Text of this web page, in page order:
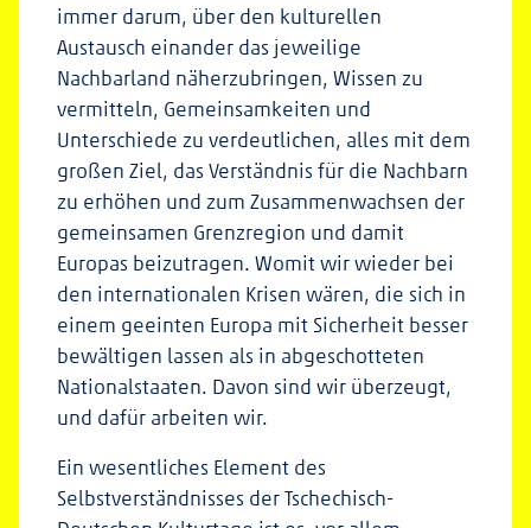
immer darum, über den kulturellen
Austausch einander das jeweilige
Nachbarland näherzubringen, Wissen zu
vermitteln, Gemeinsamkeiten und
Unterschiede zu verdeutlichen, alles mit dem
großen Ziel, das Verständnis für die Nachbarn
zu erhöhen und zum Zusammenwachsen der
gemeinsamen Grenzregion und damit
Europas beizutragen. Womit wir wieder bei
den internationalen Krisen wären, die sich in
einem geeinten Europa mit Sicherheit besser
bewältigen lassen als in abgeschotteten
Nationalstaaten. Davon sind wir überzeugt,
und dafür arbeiten wir.
Ein wesentliches Element des
Selbstverständnisses der Tschechisch-